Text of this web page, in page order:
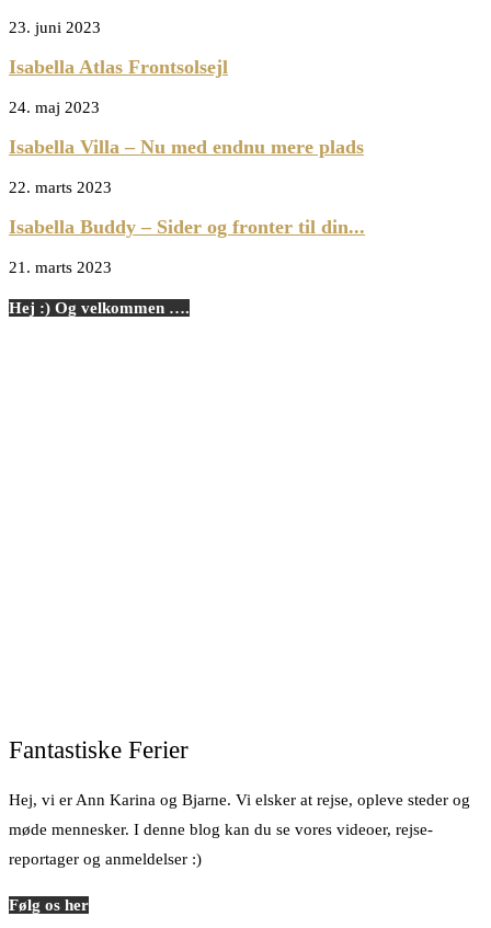
23. juni 2023
Isabella Atlas Frontsolsejl
24. maj 2023
Isabella Villa – Nu med endnu mere plads
22. marts 2023
Isabella Buddy – Sider og fronter til din...
21. marts 2023
Hej :) Og velkommen ….
Fantastiske Ferier
Hej, vi er Ann Karina og Bjarne. Vi elsker at rejse, opleve steder og
møde mennesker. I denne blog kan du se vores videoer, rejse-
reportager og anmeldelser :)
Følg os her